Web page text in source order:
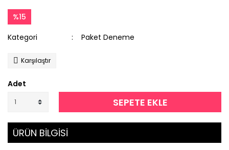
%15
Kategori Paket Deneme
Karşılaştır
Adet
SEPETE EKLE
ÜRÜN BİLGİSİ